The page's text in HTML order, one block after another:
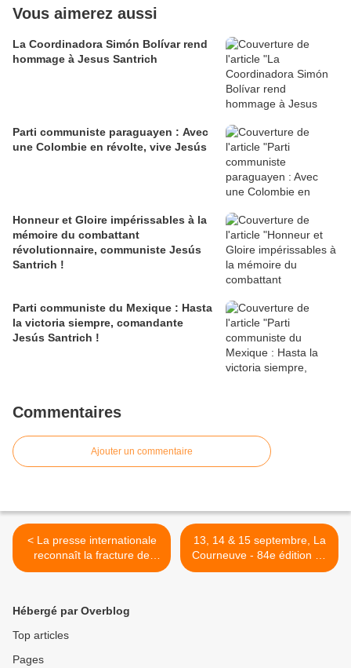
Vous aimerez aussi
La Coordinadora Simón Bolívar rend
hommage à Jesus Santrich
Parti communiste paraguayen : Avec
une Colombie en révolte, vive Jesús
Honneur et Gloire impérissables à la
mémoire du combattant
révolutionnaire, communiste Jesús
Santrich !
Parti communiste du Mexique : Hasta
la victoria siempre, comandante
Jesús Santrich !
Commentaires
Ajouter un commentaire
< La presse internationale
reconnaît la fracture de
l'opposition au Venezuela
13, 14 & 15 septembre, La
Courneuve - 84e édition de
la Fête de l'Humanité :
Hébergé par Overblog
Top articles
Pages